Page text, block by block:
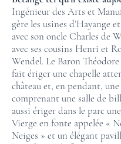
Ingénieur des Arts et
gère les usines d’Hayange
avec son oncle Charles de
avec ses cousins Henri et
Wendel. Le Baron
fait ériger une chapelle
château et, en pendant,
comprenant une salle de
aussi ériger dans le parc
Vierge en fonte appelée «
Neiges » et un élégant